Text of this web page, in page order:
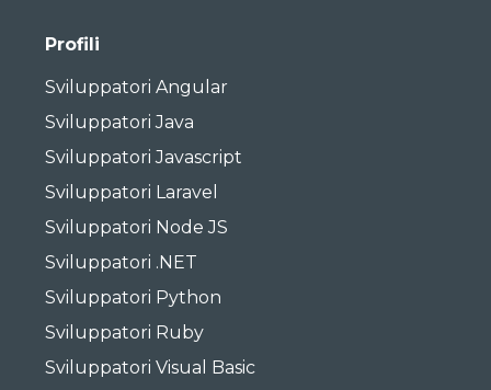
Profili
Sviluppatori Angular
Sviluppatori Java
Sviluppatori Javascript
Sviluppatori Laravel
Sviluppatori Node JS
Sviluppatori .NET
Sviluppatori Python
Sviluppatori Ruby
Sviluppatori Visual Basic